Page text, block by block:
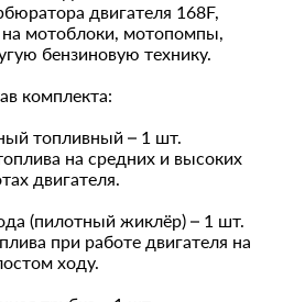
двигателя 168F,
на мотоблоки, мотопомпы,
бензиновую технику.
комплекта:
топливный – 1 шт.
на средних и высоких
двигателя.
(пилотный жиклёр) – 1 шт.
при работе двигателя на
ходу.